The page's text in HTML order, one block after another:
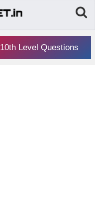
10th Level Questions